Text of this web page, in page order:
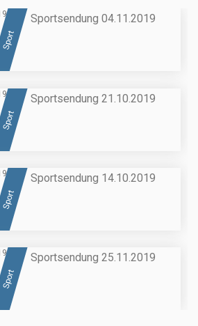
Sport
Sportsendung 04.11.2019
Sport
Sportsendung 21.10.2019
Sport
Sportsendung 14.10.2019
Sport
Sportsendung 25.11.2019